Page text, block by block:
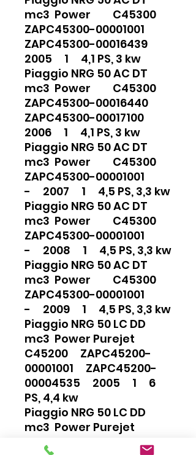
mc3 Power C45300
ZAPC45300-00001001
ZAPC45300-00016439
2005 1 4,1 PS, 3 kw
Piaggio NRG 50 AC DT
mc3 Power C45300
ZAPC45300-00016440
ZAPC45300-00017100
2006 1 4,1 PS, 3 kw
Piaggio NRG 50 AC DT
mc3 Power C45300
ZAPC45300-00001001
- 2007 1 4,5 PS, 3,3 kw
Piaggio NRG 50 AC DT
mc3 Power C45300
ZAPC45300-00001001
- 2008 1 4,5 PS, 3,3 kw
Piaggio NRG 50 AC DT
mc3 Power C45300
ZAPC45300-00001001
- 2009 1 4,5 PS, 3,3 kw
Piaggio NRG 50 LC DD
mc3 Power Purejet
C45200 ZAPC45200-
00001001 ZAPC45200-
00004535 2005 1 6
PS, 4,4 kw
Piaggio NRG 50 LC DD
mc3 Power Purejet
C45200 ZAPC45200-